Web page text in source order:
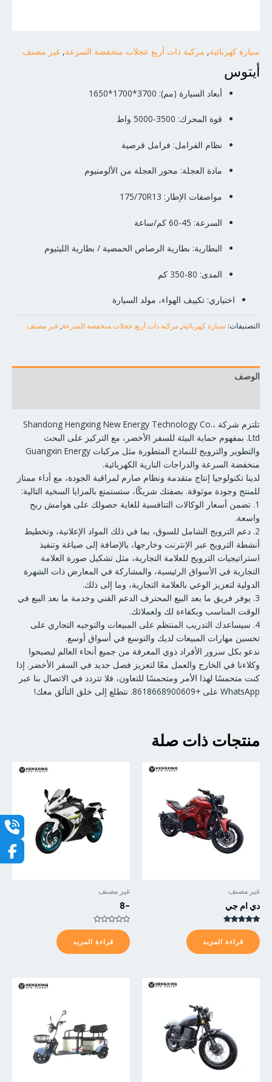
سيارة كهربائية, مركبة ذات أربع عجلات منخفضة السرعة, غير مصنف
أيتوس
أبعاد السيارة (مم): 3700*1700*1650
قوة المحرك: 3500-5000 واط
نظام الفرامل: فرامل قرصية
مادة العجلة: محور العجلة من الألومنيوم
مواصفات الإطار: 175/70R13
السرعة: 45-60 كم/ساعة
البطارية: بطارية الرصاص الحمضية / بطارية الليثيوم
المدى: 80-350 كم
اختياري: تكييف الهواء، مولد السيارة
التصنيفات: سيارة كهربائية, مركبة ذات أربع عجلات منخفضة السرعة, غير مصنف
الوصف
تلتزم شركة Shandong Hengxing New Energy Technology Co.،
Ltd. بمفهوم حماية البيئة للسفر الأخضر، مع التركيز على البحث
والتطوير والترويج للنماذج المتطورة مثل مركبات Guangxin Energy
منخفضة السرعة والدراجات النارية الكهربائية.
لدينا تكنولوجيا إنتاج متقدمة ونظام صارم لمراقبة الجودة، مع أداء ممتاز
للمنتج وجودة موثوقة. بصفتك شريكًا، ستستمتع بالمزايا السخية التالية:
1. تضمن أسعار الوكالات التنافسية للغاية حصولك على هوامش ربح
واسعة.
2. دعم الترويج الشامل للسوق، بما في ذلك المواد الإعلانية، وتخطيط
أنشطة الترويج عبر الإنترنت وخارجها، بالإضافة إلى صياغة وتنفيذ
استراتيجيات الترويج للعلامة التجارية، مثل تشكيل صورة العلامة
التجارية في الأسواق الرئيسية، والمشاركة في المعارض ذات الشهرة
الدولية لتعزيز الوعي بالعلامة التجارية، وما إلى ذلك.
3. يوفر فريق ما بعد البيع المحترف الدعم الفني وخدمة ما بعد البيع في
الوقت المناسب وبكفاءة لك ولعملائك.
4. سيساعدك التدريب المنتظم على المبيعات والتوجيه التجاري على
تحسين مهارات المبيعات لديك والتوسع في أسواق أوسع.
ندعو بكل سرور الأفراد ذوي المعرفة من جميع أنحاء العالم ليصبحوا
وكلاءنا في الخارج والعمل معًا لتعزيز فصل جديد في السفر الأخضر. إذا
كنت متحمسًا لهذا الأمر ومتحمسًا للتعاون، فلا تتردد في الاتصال بنا عبر
WhatsApp على +8618668900609. نتطلع إلى خلق التألق معك!
منتجات ذات صلة
غير مصنف
دي ام جي
تم التقييم
5.00
من 5
قراءة المزيد
غير مصنف
-8
تم
التقييم
0
من
قراءة المزيد